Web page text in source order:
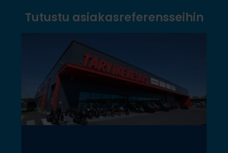
Tutustu asiakasreferensseihin